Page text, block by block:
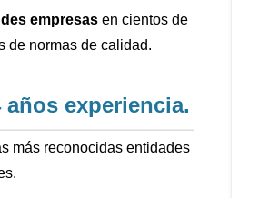
empresas en cientos de
de normas de calidad.
años experiencia.
más reconocidas entidades